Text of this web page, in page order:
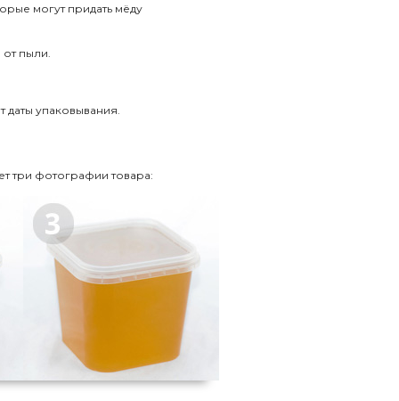
могут придать мёду
пыли.
даты упаковывания.
три фотографии товара: